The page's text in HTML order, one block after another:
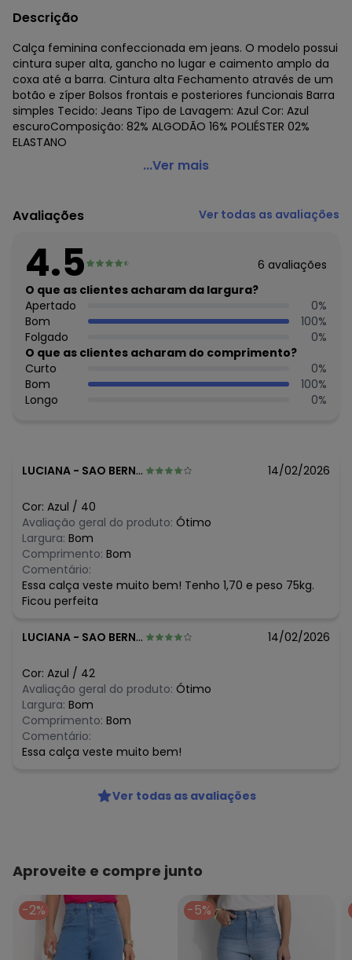
Descrição
Calça feminina confeccionada em jeans. O modelo possui
cintura super alta, gancho no lugar e caimento amplo da
coxa até a barra. Cintura alta Fechamento através de um
botão e zíper Bolsos frontais e posteriores funcionais Barra
simples Tecido: Jeans Tipo de Lavagem: Azul Cor: Azul
escuroComposição: 82% ALGODÃO 16% POLIÉSTER 02%
ELASTANO
Sawary - Calça Jeans Sawary Wide Leg - 279080 Azul
...Ver mais
Avaliações Ver todas as avaliações
4.5 6 avaliações
O que as clientes acharam da largura?
Apertado
0%
Bom
100%
Folgado
0%
O que as clientes acharam do comprimento?
Curto
0%
Bom
100%
Longo
0%
LUCIANA - SAO BERNARDO DO CAMPO - SP 14/02/2026
Cor: Azul / 40
Avaliação geral do produto: Ótimo
Largura: Bom
Comprimento: Bom
Comentário:
Essa calça veste muito bem! Tenho 1,70 e peso 75kg.
Ficou perfeita
LUCIANA - SAO BERNARDO DO CAMPO - SP 14/02/2026
Cor: Azul / 42
Avaliação geral do produto: Ótimo
Largura: Bom
Comprimento: Bom
Comentário:
Essa calça veste muito bem!
Ver todas as avaliações
Aproveite e compre junto
-2% -5%